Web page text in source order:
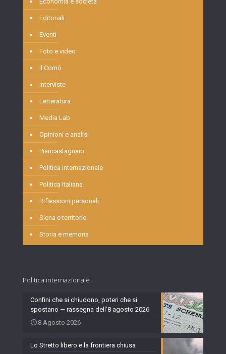
Editoriali
Eventi
Foto e video
Il Comò
Interviste
Letteratura
Media Lab
Opinioni e analisi
Piancastagnaio
Politica internazionale
Politica Italiana
Riflessioni personali
Siena e territorio
Storia e memoria
Politica internazionale
Confini che si chiudono, poteri che si
spostano — rassegna dell’8 agosto 2026
8 Agosto 2026
Lo Stretto libero e la frontiera chiusa